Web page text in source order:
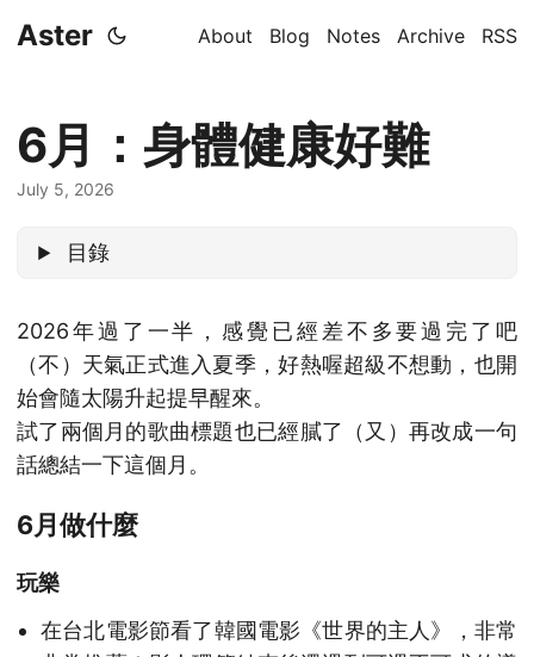
Aster About Blog Notes Archive RSS
6月：身體健康好難
July 5, 2026
目錄
2026年過了一半，感覺已經差不多要過完了吧
（不）天氣正式進入夏季，好熱喔超級不想動，也開
始會隨太陽升起提早醒來。
試了兩個月的歌曲標題也已經膩了（又）再改成一句
話總結一下這個月。
6月做什麼
玩樂
在台北電影節看了韓國電影《世界的主人》，非常